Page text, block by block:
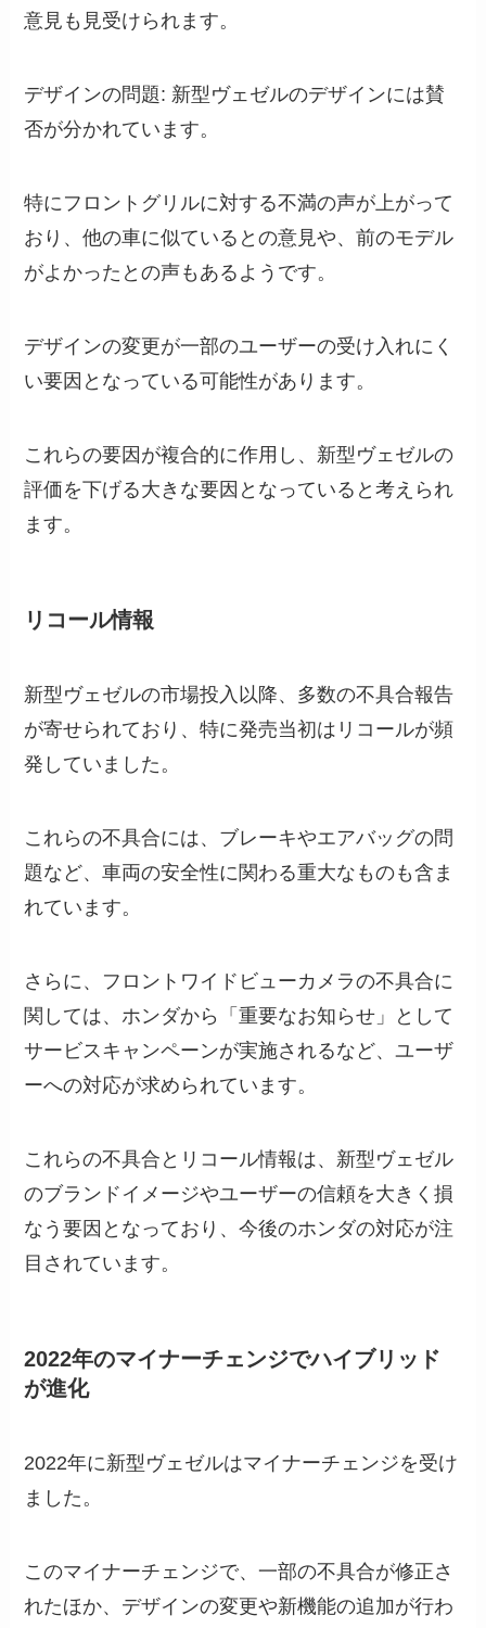
意見も見受けられます。
デザインの問題: 新型ヴェゼルのデザインには賛
否が分かれています。
特にフロントグリルに対する不満の声が上がって
おり、他の車に似ているとの意見や、前のモデル
がよかったとの声もあるようです。
デザインの変更が一部のユーザーの受け入れにく
い要因となっている可能性があります。
これらの要因が複合的に作用し、新型ヴェゼルの
評価を下げる大きな要因となっていると考えられ
ます。
リコール情報
新型ヴェゼルの市場投入以降、多数の不具合報告
が寄せられており、特に発売当初はリコールが頻
発していました。
これらの不具合には、ブレーキやエアバッグの問
題など、車両の安全性に関わる重大なものも含ま
れています。
さらに、フロントワイドビューカメラの不具合に
関しては、ホンダから「重要なお知らせ」として
サービスキャンペーンが実施されるなど、ユーザ
ーへの対応が求められています。
これらの不具合とリコール情報は、新型ヴェゼル
のブランドイメージやユーザーの信頼を大きく損
なう要因となっており、今後のホンダの対応が注
目されています。
2022年のマイナーチェンジでハイブリッド
が進化
2022年に新型ヴェゼルはマイナーチェンジを受け
ました。
このマイナーチェンジで、一部の不具合が修正さ
れたほか、デザインの変更や新機能の追加が行わ